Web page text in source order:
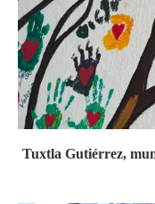
Tuxtla Gutiérrez,